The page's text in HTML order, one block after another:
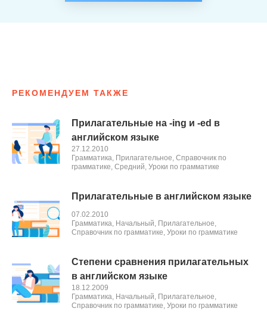
РЕКОМЕНДУЕМ ТАКЖЕ
Прилагательные на -ing и -ed в
английском языке
27.12.2010
Грамматика, Прилагательное, Справочник по
грамматике, Средний, Уроки по грамматике
Прилагательные в английском языке
07.02.2010
Грамматика, Начальный, Прилагательное,
Справочник по грамматике, Уроки по грамматике
Степени сравнения прилагательных
в английском языке
18.12.2009
Грамматика, Начальный, Прилагательное,
Справочник по грамматике, Уроки по грамматике